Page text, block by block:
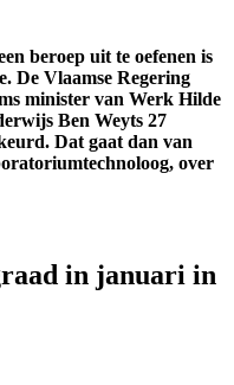
beroep uit te oefenen is
De Vlaamse Regering
minister van Werk Hilde
Ben Weyts 27
Dat gaat dan van
over
in januari in